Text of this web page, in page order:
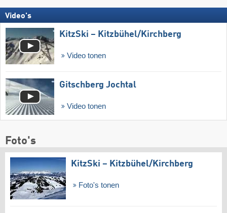
Video's
KitzSki – Kitzbühel/​Kirchberg
Video tonen
Gitschberg Jochtal
Video tonen
Foto's
KitzSki – Kitzbühel/​Kirchberg
Foto's tonen